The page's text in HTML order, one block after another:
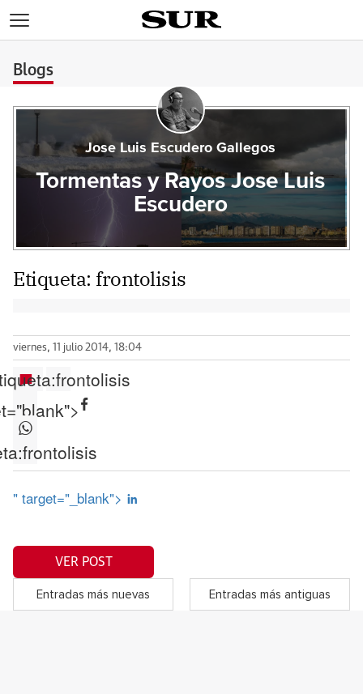
Blogs
Jose Luis Escudero Gallegos
Tormentas y Rayos Jose Luis
Escudero
Etiqueta: frontolisis
viernes, 11 julio 2014, 18:04
frontolisis
frontolisis
" target="_blank">
VER POST
Entradas más nuevas Entradas más antiguas